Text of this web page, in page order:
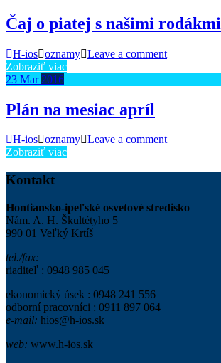
Čaj o piatej s našimi rodákmi
H-ios oznamy Leave a comment
Zobraziť viac
23 Mar 2016
Plán na mesiac apríl
H-ios oznamy Leave a comment
Zobraziť viac
Kontakt
Hontiansko-ipeľské osvetové stredisko
Nám. A. H. Škultétyho 5
990 01 Veľký Krtíš
tel./fax:
riaditeľ : 0948 985 045
ekonomický úsek : 0948 241 556
odborní pracovníci : 0911 897 064
e-mail: hios@h-ios.sk
web: www.h-ios.sk